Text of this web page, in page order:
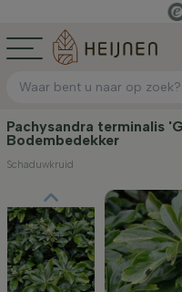
Pachysandra terminalis
Bodembedekker
Schaduwkruid